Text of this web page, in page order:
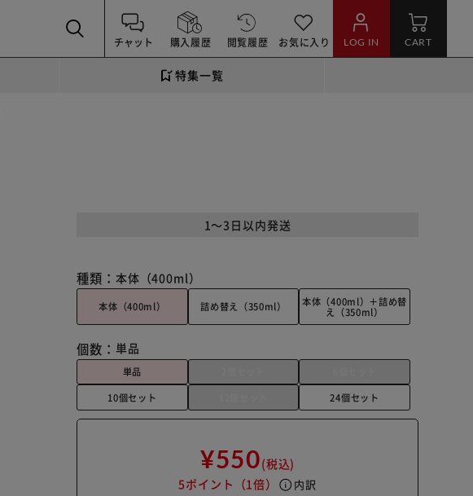
チャット 購入履歴 閲覧履歴 お気に入り LOG IN CART
特集一覧
1～3日以内発送
種類： 本体（400ml）
本体（400ml） 詰め替え（350ml）
本体（400ml）＋詰め替
え（350ml）
個数： 単品
単品
10個セット
24個セット
¥550(税込)
5ポイント （1倍） info 内訳